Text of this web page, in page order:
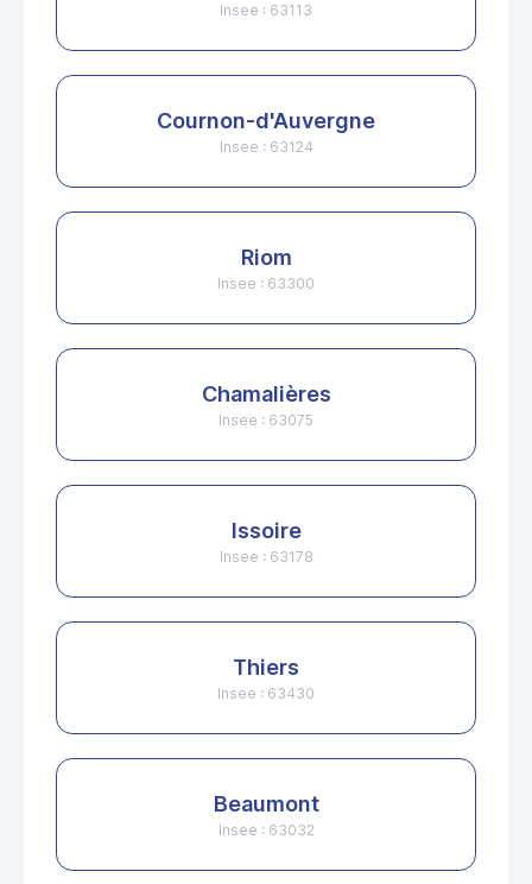
Insee : 63113
Cournon-d'Auvergne
Insee : 63124
Riom
Insee : 63300
Chamalières
Insee : 63075
Issoire
Insee : 63178
Thiers
Insee : 63430
Beaumont
Insee : 63032